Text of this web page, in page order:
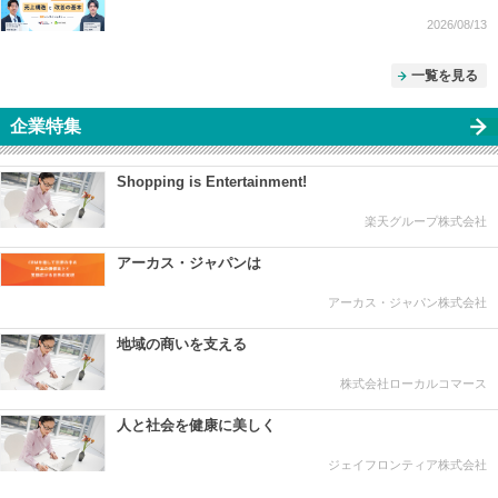
2026/08/13
一覧を見る
企業特集
Shopping is Entertainment!
楽天グループ株式会社
アーカス・ジャパンは
アーカス・ジャパン株式会社
地域の商いを支える
株式会社ローカルコマース
人と社会を健康に美しく
ジェイフロンティア株式会社